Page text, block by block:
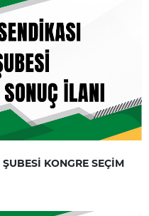
KONGRE SEÇİM